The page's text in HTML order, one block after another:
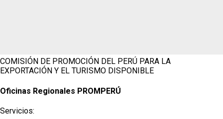
COMISIÓN DE PROMOCIÓN DEL PERÚ PARA LA
EXPORTACIÓN Y EL TURISMO DISPONIBLE
Oficinas Regionales PROMPERÚ
Servicios: